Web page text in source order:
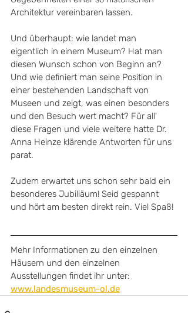
Architektur vereinbaren lassen.
Und überhaupt: wie landet man
eigentlich in einem Museum? Hat man
diesen Wunsch schon von Beginn an?
Und wie definiert man seine Position in
einer bestehenden Landschaft von
Museen und zeigt, was einen besonders
und den Besuch wert macht? Für all'
diese Fragen und viele weitere hatte Dr.
Anna Heinze klärende Antworten für uns
parat.
Zudem erwartet uns schon sehr bald ein
besonderes Jubiliäum! Seid gespannt
und hört am besten direkt rein. Viel Spaß!
Mehr Informationen zu den einzelnen
Häusern und den einzelnen
Ausstellungen findet ihr unter:
www.landesmuseum-ol.de